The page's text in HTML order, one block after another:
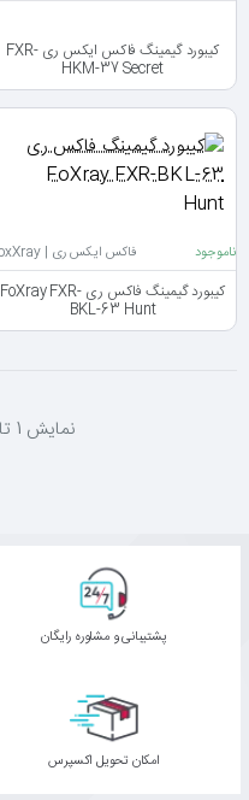
کیبورد گیمینگ فاکس ایکس ری FXR-
HKM-37 Secret
ناموجود فاکس ایکس ری | FoxXray
کیبورد گیمینگ فاکس ری FoXray FXR-
BKL-63 Hunt
نمايش 1 تا 4 از 4 (1 صفحه)
پشتیبانی و مشاوره رایگان
اﻣﮑﺎن ﺗﺤﻮﯾﻞ اﮐﺴﭙﺮس